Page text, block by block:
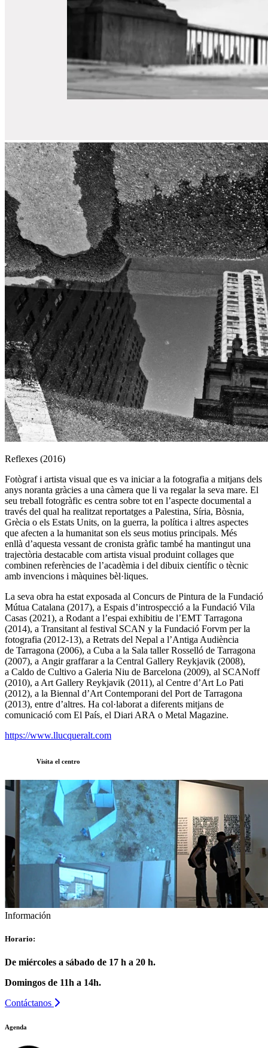
Reflexes (2016)
Fotògraf i artista visual que es va iniciar a la fotografia a mitjans dels
anys noranta gràcies a una càmera que li va regalar la seva mare. El
seu treball fotogràfic es centra sobre tot en l’aspecte documental a
través del qual ha realitzat reportatges a Palestina, Síria, Bòsnia,
Grècia o els Estats Units, on la guerra, la política i altres aspectes
que afecten a la humanitat son els seus motius principals. Més
enllà d’aquesta vessant de cronista gràfic també ha mantingut una
trajectòria destacable com artista visual produint collages que
combinen referències de l’acadèmia i del dibuix científic o tècnic
amb invencions i màquines bèl·liques.
La seva obra ha estat exposada al Concurs de Pintura de la Fundació
Mútua Catalana (2017), a Espais d’introspecció a la Fundació Vila
Casas (2021), a Rodant a l’espai exhibitiu de l’EMT Tarragona
(2014), a Transitant al festival SCAN y la Fundació Forvm per la
fotografia (2012-13), a Retrats del Nepal a l’Antiga Audiència
de Tarragona (2006), a Cuba a la Sala taller Rosselló de Tarragona
(2007), a Angir graffarar a la Central Gallery Reykjavik (2008),
a Caldo de Cultivo a Galeria Niu de Barcelona (2009), al SCANoff
(2010), a Art Gallery Reykjavik (2011), al Centre d’Art Lo Pati
(2012), a la Biennal d’Art Contemporani del Port de Tarragona
(2013), entre d’altres. Ha col·laborat a diferents mitjans de
comunicació com El País, el Diari ARA o Metal Magazine.
https://www.llucqueralt.com
Visita el centro
Información
Horario:
De miércoles a sábado de 17 h a 20 h.
Domingos de 11h a 14h.
Contáctanos
Agenda